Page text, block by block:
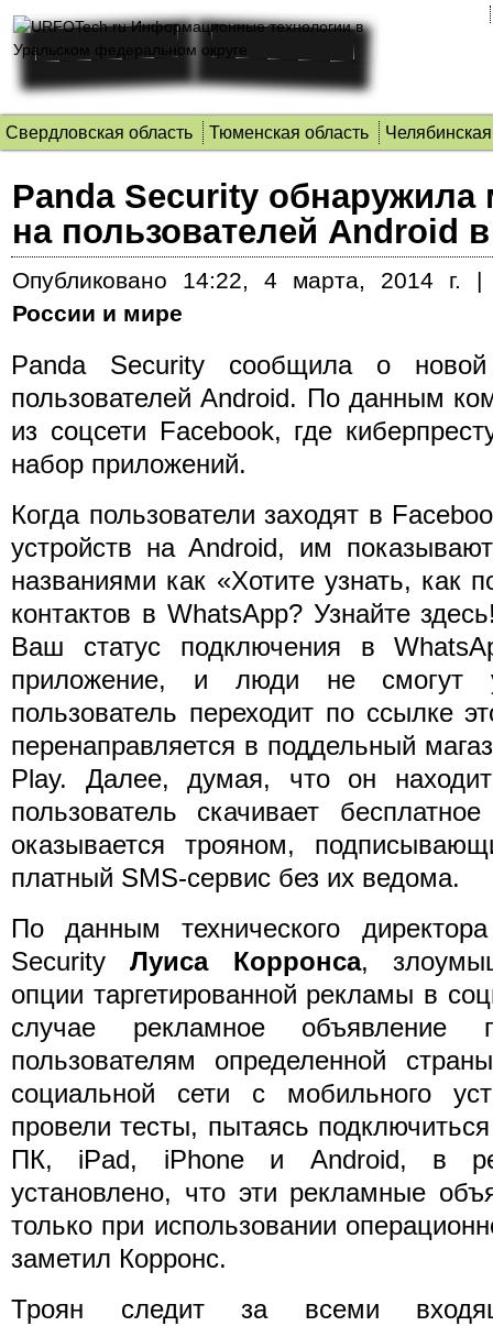
Свердловская область Тюменская область
Panda Security обнаружила
на пользователей Android
Опубликовано 14:22, 4 марта, 2014 г.
России и мире
Panda Security сообщила о
пользователей Android. По данным
из соцсети Facebook, где
набор приложений.
Когда пользователи заходят в
устройств на Android, им
названиями как «Хотите узнать, как
контактов в WhatsApp? Узнайте
Ваш статус подключения в
приложение, и люди не смогут
пользователь переходит по ссылке
перенаправляется в поддельный
Play. Далее, думая, что он
пользователь скачивает
оказывается трояном,
платный SMS-сервис без их ведома.
По данным технического
SecurityЛуиса Корронса,
опции таргетированной рекламы в
случае рекламное объявление
пользователям определенной
социальной сети с мобильного
провели тесты, пытаясь
ПК, iPad, iPhone и Android, в
установлено, что эти рекламные
только при использовании
заметил Корронс.
Троян следит за всеми